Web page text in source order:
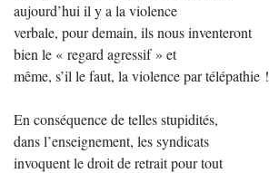
aujourd’hui il y a la violence
verbale, pour demain, ils nous inventeront
bien le « regard agressif » et
même, s’il le faut, la violence par télépathie !
En conséquence de telles stupidités,
dans l’enseignement, les syndicats
invoquent le droit de retrait pour tout